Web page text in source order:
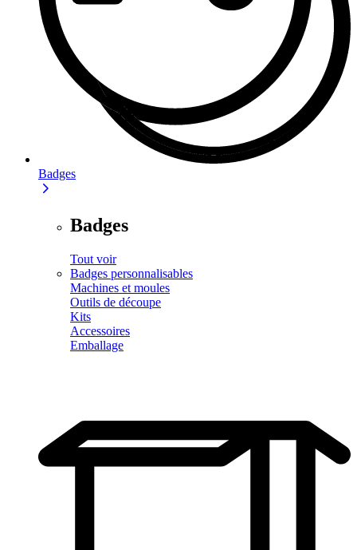
Badges
Badges
Tout voir
Badges personnalisables
Machines et moules
Outils de découpe
Kits
Accessoires
Emballage